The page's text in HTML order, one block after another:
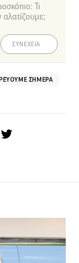
Τι
αλατίζουμε;
ΣΥΝΕΧΕΙΑ
ΣΉΜΕΡΑ